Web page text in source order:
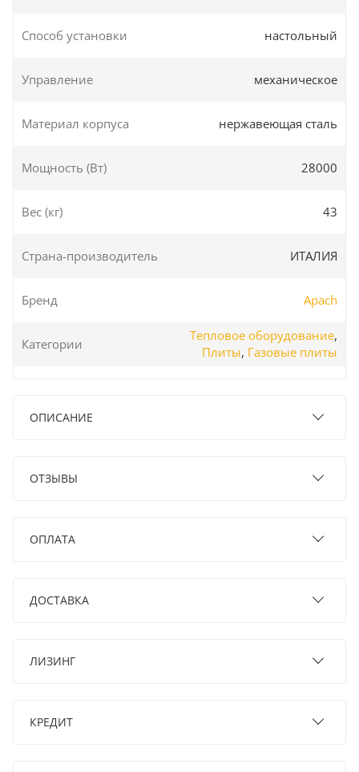
Способ установки настольный
Управление механическое
Материал корпуса нержавеющая сталь
Мощность (Вт) 28000
Вес (кг) 43
Страна-производитель ИТАЛИЯ
Бренд Apach
Категории
Тепловое оборудование,
Плиты, Газовые плиты
ОПИСАНИЕ
ОТЗЫВЫ
ОПЛАТА
ДОСТАВКА
ЛИЗИНГ
КРЕДИТ